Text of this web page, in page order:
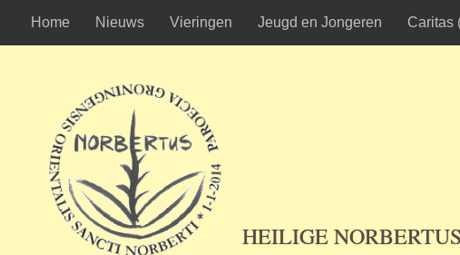
Ga naar de inhoud
Home Nieuws Vieringen Jeugd en Jongeren Caritas
HEILIGE